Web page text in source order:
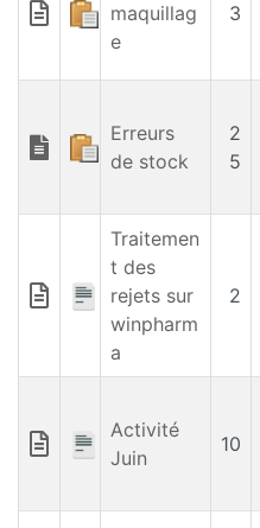
maquillag
e
3
Erreurs
de stock
2
5
Traitemen
t des
rejets sur
winpharm
a
2
Activité
Juin
10